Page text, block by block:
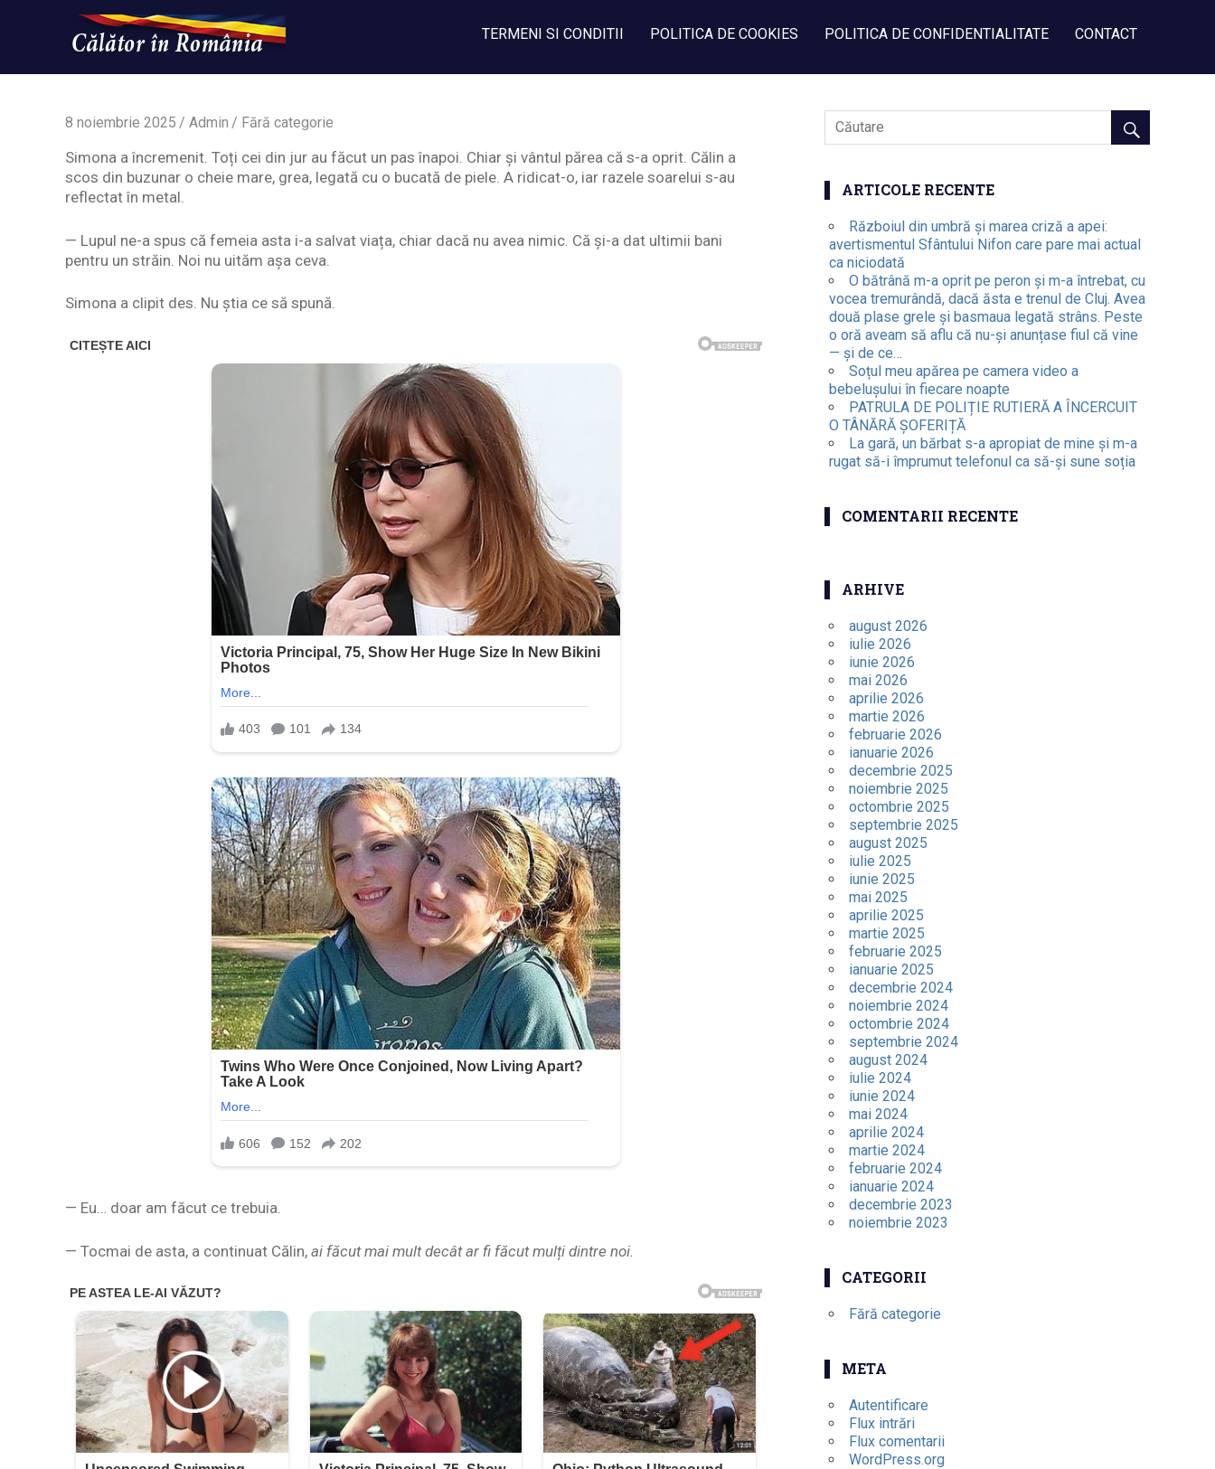
Calatorinromania
WordPress
TERMENI SI CONDITII POLITICA DE COOKIES POLITICA DE CONFIDENTIALITATE CONTACT
8 noiembrie 2025 Admin Fără categorie
Simona a încremenit. Toți cei din jur au făcut un pas înapoi. Chiar și vântul părea că s-a oprit. Călin a
scos din buzunar o cheie mare, grea, legată cu o bucată de piele. A ridicat-o, iar razele soarelui s-au
reflectat în metal.
— Lupul ne-a spus că femeia asta i-a salvat viața, chiar dacă nu avea nimic. Că și-a dat ultimii bani
pentru un străin. Noi nu uităm așa ceva.
Simona a clipit des. Nu știa ce să spună.
— Eu… doar am făcut ce trebuia.
— Tocmai de asta, a continuat Călin, ai făcut mai mult decât ar fi făcut mulți dintre noi.
ARTICOLE RECENTE
Războiul din umbră și marea criză a apei:
avertismentul Sfântului Nifon care pare mai actual
ca niciodată
O bătrână m-a oprit pe peron și m-a întrebat, cu
vocea tremurândă, dacă ăsta e trenul de Cluj. Avea
două plase grele și basmaua legată strâns. Peste
o oră aveam să aflu că nu-și anunțase fiul că vine
— și de ce…
Soțul meu apărea pe camera video a
bebelușului în fiecare noapte
PATRULA DE POLIȚIE RUTIERĂ A ÎNCERCUIT
O TÂNĂRĂ ȘOFERIȚĂ
La gară, un bărbat s-a apropiat de mine și m-a
rugat să-i împrumut telefonul ca să-și sune soția
COMENTARII RECENTE
ARHIVE
august 2026
iulie 2026
iunie 2026
mai 2026
aprilie 2026
martie 2026
februarie 2026
ianuarie 2026
decembrie 2025
noiembrie 2025
octombrie 2025
septembrie 2025
august 2025
iulie 2025
iunie 2025
mai 2025
aprilie 2025
martie 2025
februarie 2025
ianuarie 2025
decembrie 2024
noiembrie 2024
octombrie 2024
septembrie 2024
august 2024
iulie 2024
iunie 2024
mai 2024
aprilie 2024
martie 2024
februarie 2024
ianuarie 2024
decembrie 2023
noiembrie 2023
CATEGORII
Fără categorie
META
Autentificare
Flux intrări
Flux comentarii
WordPress.org